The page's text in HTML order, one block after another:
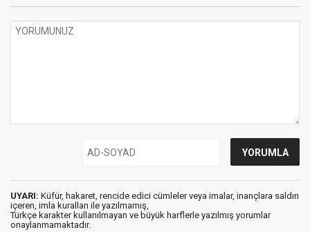
UYARI: Küfür, hakaret, rencide edici cümleler veya imalar, inançlara saldırı
içeren, imla kuralları ile yazılmamış,
Türkçe karakter kullanılmayan ve büyük harflerle yazılmış yorumlar
onaylanmamaktadır.